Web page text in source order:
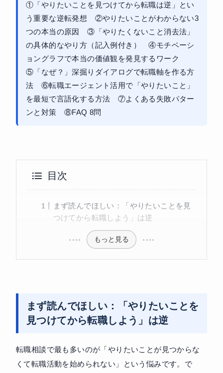
①「やりたいことを見つけてから転職は逆」とい
う重要な逆転発想 ②やりたいことがわからない3
つの本当の原因 ③「やりたくないこと消去法」
の具体的なやり方（記入例付き） ④モチベーシ
ョングラフで本当の価値観を発見するワーク
⑤「なぜ？」深掘りダイアログで転職軸を作る方
法 ⑥転職エージェント活用で「やりたいこと」
を最短で言語化する方法 ⑦よくある失敗パター
ンと対策 ⑧FAQ 8問
目次
まず読んでほしい：「やりたいことを見
つけてから転職しよう」は逆
もっと見る
まず読んでほしい：「やりたいことを
見つけてから転職しよう」は逆
転職相談で最も多いのが「やりたいことが見つからな
くて転職活動を始められない」という悩みです。で